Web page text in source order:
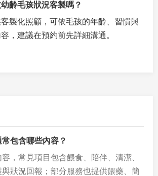
齡毛孩狀況客製嗎？
製化照顧，可依毛孩的年齡、習慣與
，建議在預約前先詳細溝通。
包含哪些內容？
，常見項目包含餵食、陪伴、清潔、
狀況回報；部分服務也提供餵藥、簡